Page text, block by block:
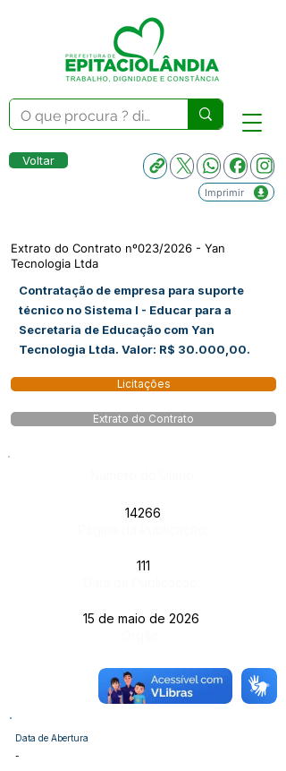
Voltar
Imprimir
Extrato do Contrato nº023/2026 - Yan
Tecnologia Ltda
Contratação de empresa para suporte
técnico no Sistema I - Educar para a
Secretaria de Educação com Yan
Tecnologia Ltda. Valor: R$ 30.000,00.
Licitações
Extrato do Contrato
14266
111
15 de maio de 2026
Data de Abertura
-